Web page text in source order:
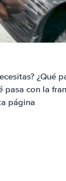
¿Qué
pasa con la
página